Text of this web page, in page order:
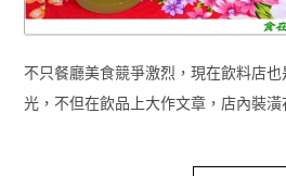
不只餐廳美食競爭激烈，現在飲料店
光，不但在飲品上大作文章，店內裝